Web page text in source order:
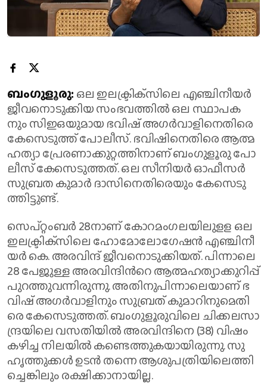
ബം​ഗു​ളൂ​രു: ഒ​ല ഇ​ല​ക്ട്രി​ക്‌​സി​ലെ എ​ഞ്ചി​നീ​യ​ര്‍
ജീ​വ​നൊ​ടു​ക്കി​യ സം​ഭ​വ​ത്തി​ല്‍ ഒ​ല സ്ഥാ​പ​ക​
നും സി​ഇ​ഒ​യു​മാ​യ ഭ​വി​ഷ് അ​ഗ​ര്‍​വാ​ളി​നെ​തി​രെ
കേ​സെ​ടു​ത്ത് പോ​ലീ​സ്. ഭ​വി​ഷി​നെ​തി​രെ ആ​ത്മ​
ഹ​ത്യാ പ്രേ​ര​ണാ​ക്കു​റ്റ​ത്തി​നാ​ണ് ബം​ഗു​ളൂ​രു പോ​
ലീ​സ് കേ​സെ​ടു​ത്ത​ത്. ഒ​ല സീ​നി​യ​ര്‍ ഓ​ഫീ​സ​ര്‍
സു​ബ്ര​ത കു​മാ​ര്‍ ദാ​സി​നെ​തി​രെ​യും കേ​സെ​ടു​
ത്തി​ട്ടു​ണ്ട്.
സെ​പ്റ്റം​ബ​ര്‍ 28നാ​ണ് കോ​റ​മം​ഗ​ല​യി​ലു​ള​ള ഒ​ല
ഇ​ല​ക്ട്രി​ക്‌​സി​ലെ ഹോ​മോ​ലോ​ഗേ​ഷ​ന്‍ എ​ഞ്ചി​നീ​
യ​ര്‍ കെ. ​അ​ര​വി​ന്ദ് ജീ​വ​നൊ​ടു​ക്കി​യ​ത്. പി​ന്നാ​ലെ
28 പേ​ജു​ള്ള അ​ര​വി​ന്ദി​ന്‍റെ ആ​ത്മ​ഹ​ത്യാ​ക്കു​റി​പ്പ്
പു​റ​ത്തു​വ​ന്നി​രു​ന്നു. അ​തി​നു​പി​ന്നാ​ലെ​യാ​ണ് ഭ​
വി​ഷ് അ​ഗ​ര്‍​വാ​ളി​നും സു​ബ്ര​ത് കു​മാ​റി​നു​മെ​തി​
രെ കേ​സെ​ടു​ത്ത​ത്. ബം​ഗു​ളൂ​രു​വി​ലെ ചി​ക്ക​ല​സാ​
ന്ദ്ര​യി​ലെ വ​സ​തി​യി​ല്‍ അ​ര​വി​ന്ദി​നെ (38) വി​ഷം
ക​ഴി​ച്ച നി​ല​യി​ല്‍ ക​ണ്ടെ​ത്തു​ക​യാ​യി​രു​ന്നു. സു​
ഹൃ​ത്തു​ക്ക​ള്‍ ഉ​ട​ന്‍ ത​ന്നെ ആ​ശു​പ​ത്രി​യി​ലെ​ത്തി​
ച്ചെ​ങ്കി​ലും ര​ക്ഷി​ക്കാ​നാ​യി​ല്ല.